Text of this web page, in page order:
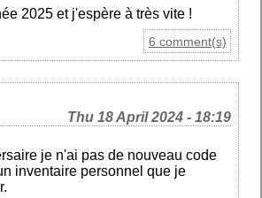
2025 et j'espère à très vite !
6 comment(s)
Thu 18 April 2024 - 18:19
je n'ai pas de nouveau code
inventaire personnel que je